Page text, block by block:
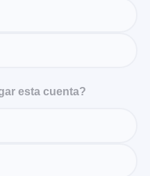
esta cuenta?